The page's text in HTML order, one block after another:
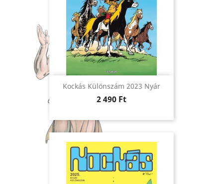
Kockás Különszám 2023 Nyár
Ár
2 490 Ft